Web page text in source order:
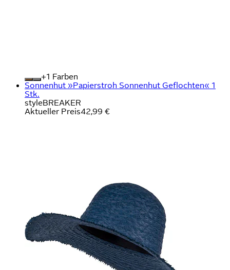
+
Farben
Sonnenhut »Papierstroh Sonnenhut Geflochten« 1
Stk.
styleBREAKER
Aktueller Preis42,99 €